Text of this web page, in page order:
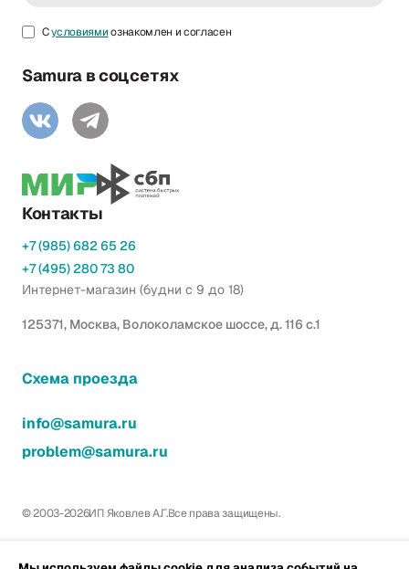
Сусловиямиознакомлен и согласен
Samura в соцсетях
Контакты
+7 (985) 682 65 26
+7 (495) 280 73 80
Интернет-магазин (будни с 9 до 18)
125371, Москва, Волоколамское шоссе, д. 116 с.1
Схема проезда
info@samura.ru
problem@samura.ru
© 2003-2026ИП Яковлев А.Г.Все права защищены.